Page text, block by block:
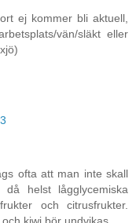
ej kommer bli aktuell,
vän/släkt eller
ofta att man inte skall
helst lågglycemiska
och citrusfrukter.